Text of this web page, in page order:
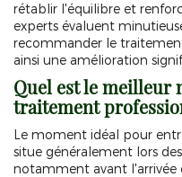
rétablir l'équilibre et
experts évaluent
recommander le
ainsi une amélioration
Quel est le meilleur
traitement
Le moment idéal pour
situe généralement lors
notamment avant l'arrivée